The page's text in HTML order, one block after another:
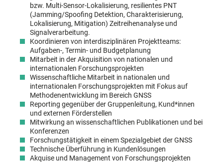
bzw. Multi-Sensor-Lokalisierung, resilientes PNT
(Jamming/Spoofing Detektion, Charakterisierung,
Lokalisierung, Mitigation) Zeitreihenanalyse und
Signalverarbeitung.
Koordinieren von interdisziplinären Projektteams:
Aufgaben-, Termin- und Budgetplanung
Mitarbeit in der Akquisition von nationalen und
internationalen Forschungsprojekten
Wissenschaftliche Mitarbeit in nationalen und
internationalen Forschungsprojekten mit Fokus auf
Methodenentwicklung im Bereich GNSS
Reporting gegenüber der Gruppenleitung, Kund*innen
und externen Förderstellen
Mitwirkung an wissenschaftlichen Publikationen und bei
Konferenzen
Forschungstätigkeit in einem Spezialgebiet der GNSS
Technische Überführung in Kundenlösungen
Akquise und Management von Forschungsprojekten